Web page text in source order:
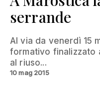
serrande
Al via da venerdì 15
formativo finalizzato
al riuso...
10 mag 2015